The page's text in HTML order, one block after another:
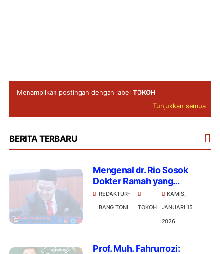
Menampilkan postingan dengan labelTOKOH
Tunjukkan semua
BERITA TERBARU
Mengenal dr. Rio Sosok
Dokter Ramah yang
Digadang Layak Pimpin RS
Baznas Lombok Timur
REDAKTUR-
BANG TONI
TOKOH
KAMIS,
JANUARI 15,
2026
Prof. Muh. Fahrurrozi: